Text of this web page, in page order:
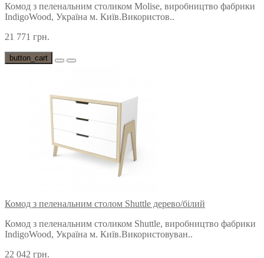
Комод з пеленальним столиком Molise, виробництво фабрики
IndigoWood, Україна м. Київ.Використов..
21 771 грн.
button_cart
Комод з пеленальним столом Shuttle дерево/білий
Комод з пеленальним столиком Shuttle, виробництво фабрики
IndigoWood, Україна м. Київ.Використовуван..
22 042 грн.